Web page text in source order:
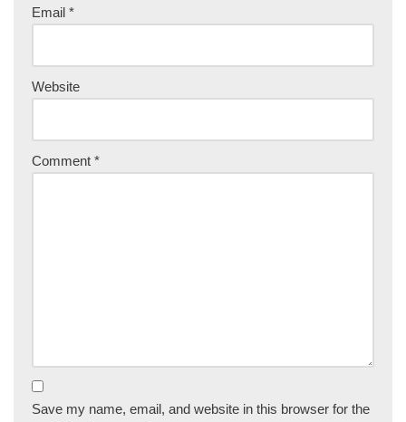
Email *
Website
Comment *
Save my name, email, and website in this browser for the